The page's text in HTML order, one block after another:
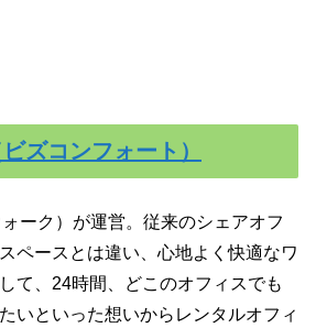
ズコンフォート）
ーク）が運営。従来のシェアオフ
ペースとは違い、心地よく快適なワ
て、24時間、どこのオフィスでも
いといった想いからレンタルオフィ